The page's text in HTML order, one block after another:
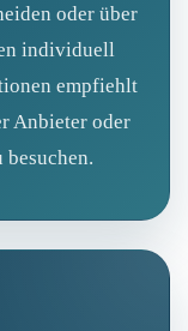
oder über
individuell
empfiehlt
Anbieter oder